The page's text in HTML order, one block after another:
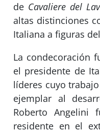
de Cavaliere del
altas distinciones
Italiana a figuras
La condecoración
el presidente de
líderes cuyo
ejemplar al
Roberto Angelini
residente en el